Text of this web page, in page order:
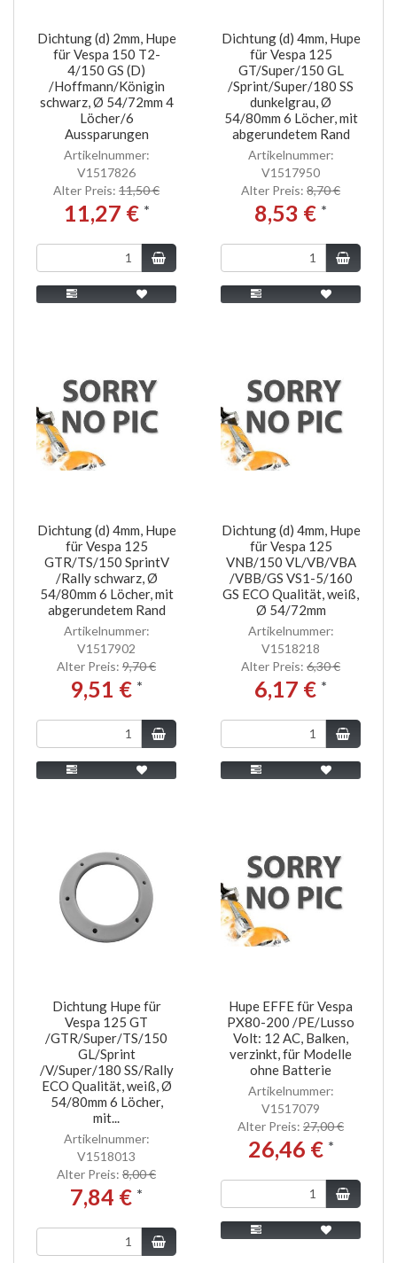
Dichtung (d) 2mm, Hupe
für Vespa 150 T2-
4/150 GS (D)
/Hoffmann/Königin
schwarz, Ø 54/72mm 4
Löcher/6
Aussparungen
Artikelnummer:
V1517826
Alter Preis: 11,50 €
11,27 € *
Dichtung (d) 4mm, Hupe
für Vespa 125
GT/Super/150 GL
/Sprint/Super/180 SS
dunkelgrau, Ø
54/80mm 6 Löcher, mit
abgerundetem Rand
Artikelnummer:
V1517950
Alter Preis: 8,70 €
8,53 € *
Dichtung (d) 4mm, Hupe
für Vespa 125
GTR/TS/150 SprintV
/Rally schwarz, Ø
54/80mm 6 Löcher, mit
abgerundetem Rand
Artikelnummer:
V1517902
Alter Preis: 9,70 €
9,51 € *
Dichtung (d) 4mm, Hupe
für Vespa 125
VNB/150 VL/VB/VBA
/VBB/GS VS1-5/160
GS ECO Qualität, weiß,
Ø 54/72mm
Artikelnummer:
V1518218
Alter Preis: 6,30 €
6,17 € *
Dichtung Hupe für
Vespa 125 GT
/GTR/Super/TS/150
GL/Sprint
/V/Super/180 SS/Rally
ECO Qualität, weiß, Ø
54/80mm 6 Löcher,
mit...
Artikelnummer:
V1518013
Alter Preis: 8,00 €
7,84 € *
Hupe EFFE für Vespa
PX80-200 /PE/Lusso
Volt: 12 AC, Balken,
verzinkt, für Modelle
ohne Batterie
Artikelnummer:
V1517079
Alter Preis: 27,00 €
26,46 € *